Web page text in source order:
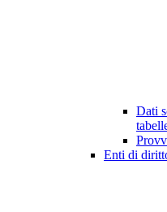
Dati
Enti di